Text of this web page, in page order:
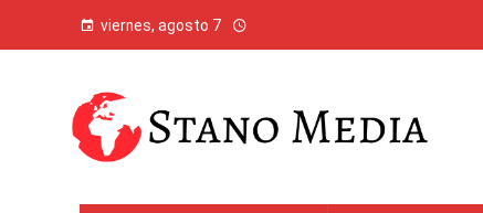
viernes, agosto 7